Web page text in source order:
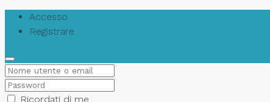
Accesso
Registrare
Ricordati di me